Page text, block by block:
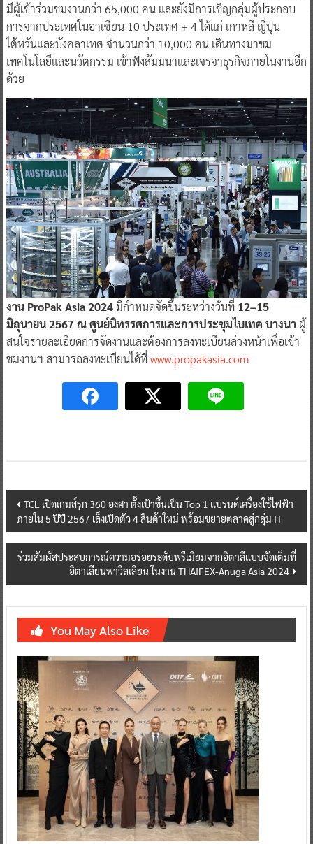
มีผู้เข้าร่วมชมงานกว่า 65,000 คน และยังมีการเชิญกลุ่มผู้ประกอบ
การจากประเทศในอาเซียน 10 ประเทศ + 4 ได้แก่ เกาหลี ญี่ปุ่น
ไต้หวันและบังคลาเทศ จํานวนกว่า 10,000 คน เดินทางมาชม
เทคโนโลยีและนวัตกรรม เข้าฟังสัมมนาและเจรจาธุรกิจภายในงานอีก
ด้วย
งาน ProPak Asia 2024มีกำหนดจัดขึ้นระหว่างวันที่ 12–15
มิถุนายน 2567 ณ ศูนย์นิทรรศการและการประชุมไบเทค บางนาผู้
สนใจรายละเอียดการจัดงานและต้องการลงทะเบียนล่วงหน้าเพื่อเข้า
ชมงานฯ สามารถลงทะเบียนได้ที่www.propakasia.com
Post
navigation
TCL เปิดเกมส์รุก 360 องศา ตั้งเป้าขึ้นเป็น Top 1 แบรนด์เครื่องใช้ไฟฟ้า
ภายใน 5 ปีปี 2567 เล็งเปิดตัว 4 สินค้าใหม่ พร้อมขยายตลาดสู่กลุ่ม IT
ร่วมสัมผัสประสบการณ์ความอร่อยระดับพรีเมียมจากอิตาลีแบบจัดเต็มที่
อิตาเลียนพาวิลเลียน ในงาน THAIFEX-Anuga Asia 2024
You May Also Like